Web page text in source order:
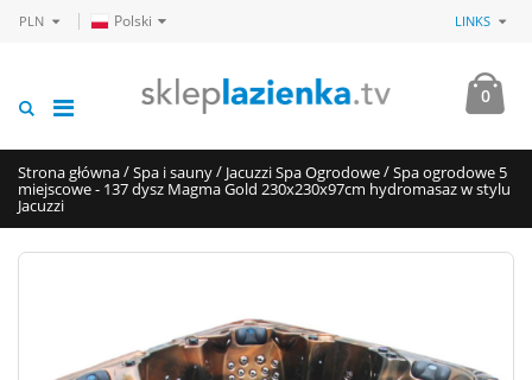
PLN Polski LINKS
0
Strona główna/Spa i sauny/ Jacuzzi Spa Ogrodowe/Spa ogrodowe 5
miejscowe - 137 dysz Magma Gold 230x230x97cm hydromasaz w stylu
Jacuzzi